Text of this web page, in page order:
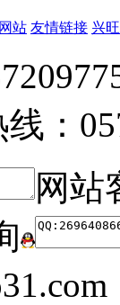
站 友情链接 兴
：
网站